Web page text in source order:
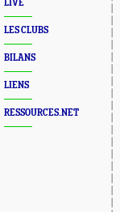
LIVE
LES CLUBS
BILANS
LIENS
RESSOURCES.NET